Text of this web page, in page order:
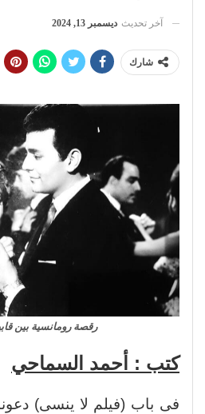
آخر تحديث ديسمبر 13, 2024
شارك
رقصة رومانسية بين
كتب : أحمد السماحي
فى باب (فيلم لا ينسى)